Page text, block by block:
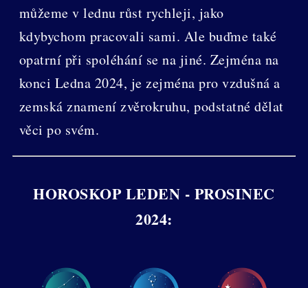
můžeme v lednu růst rychleji, jako
kdybychom pracovali sami. Ale buďme také
opatrní při spoléhání se na jiné. Zejména na
konci Ledna 2024, je zejména pro vzdušná a
zemská znamení zvěrokruhu, podstatné dělat
věci po svém.
HOROSKOP LEDEN - PROSINEC
2024: